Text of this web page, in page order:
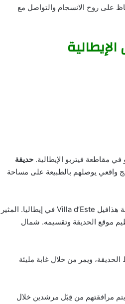
على روح الانسجام والتواصل مع
في مقاطعة فيتربو الإيطالية. حديقة
واقعي يوصلهم بالطبيعة على مساحة
إيطاليا، يميز حديقة هذافيل Villa d’Este في إيطاليا. المثير
موقع الحديقة وتقسيمه. شمال
حافي القدمين، بطول 100 متر، في وسط الحديقة، ويمر من خلال غابة مليئة
مرافقتهم من قِبَل مرشدين خلال